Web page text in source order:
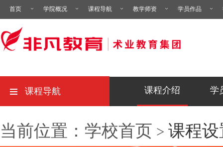
首页 学院概况 课程导航 教学师资 学员作品
课程介绍 学
课程导航
当前位置：学校首页 > 课程设